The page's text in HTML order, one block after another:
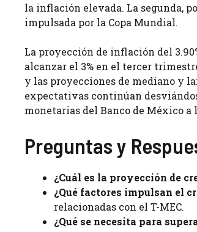
la inflación elevada. La segunda,
impulsada por la Copa Mundial.
La proyección de inflación del
alcanzar el 3% en el tercer
y las proyecciones de mediano y
expectativas continúan
monetarias del Banco de México a
Preguntas y
¿Cuál es la proyección de
¿Qué factores impulsan el
relacionadas con el T-MEC.
¿Qué se necesita para